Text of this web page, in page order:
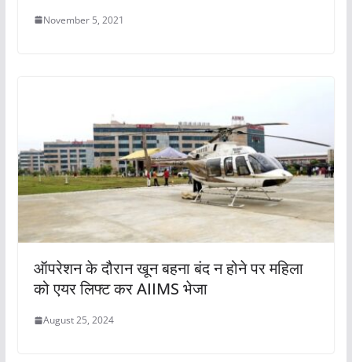
November 5, 2021
ऑपरेशन के दौरान खून बहना बंद न होने पर महिला
को एयर लिफ्ट कर AIIMS भेजा
August 25, 2024